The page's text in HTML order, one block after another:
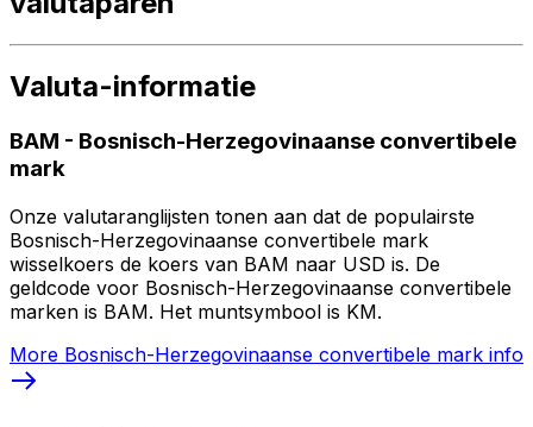
Valuta-informatie
BAM - Bosnisch-Herzegovinaanse convertibele
mark
Onze valutaranglijsten tonen aan dat de populairste
Bosnisch-Herzegovinaanse convertibele mark
wisselkoers de koers van BAM naar USD is. De
geldcode voor Bosnisch-Herzegovinaanse convertibele
marken is BAM. Het muntsymbool is KM.
More Bosnisch-Herzegovinaanse convertibele mark info